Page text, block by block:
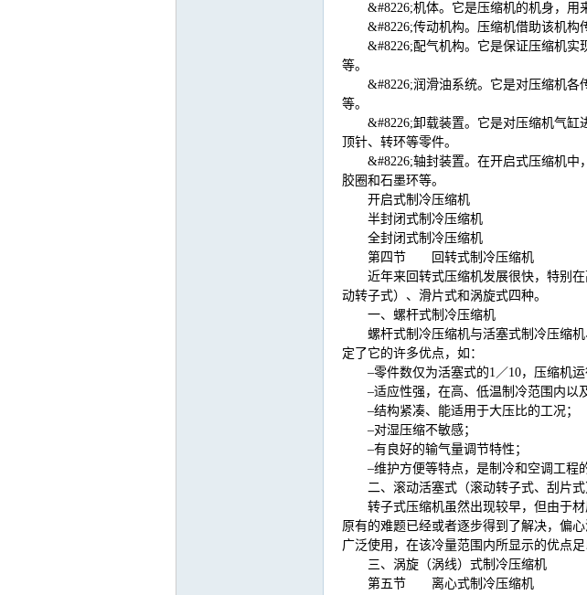
&#8226;机体。它是压缩机的机身，用
&#8226;传动机构。压缩机借助该机构
&#8226;配气机构。它是保证压缩机
等。
&#8226;润滑油系统。它是对压缩机
等。
&#8226;卸载装置。它是对压缩机气
顶针、转环等零件。
&#8226;轴封装置。在开启式压缩机
胶圈和石墨环等。
开启式制冷压缩机
半封闭式制冷压缩机
全封闭式制冷压缩机
第四节
回转式制冷压缩机
近年来回转式压缩机发展很快，特别
动转子式）、滑片式和涡旋式四种。
一、螺杆式制冷压缩机
螺杆式制冷压缩机与活塞式制冷压缩
定了它的许多优点，如：
–零件数仅为活塞式的1 ／10，压缩机
–适应性强，在高、低温制冷范围内以
–结构紧凑、能适用于大压比的工况；
–对湿压缩不敏感；
–有良好的输气量调节特性；
–维护方便等特点，是制冷和空调工程
二、滚动活塞式（滚动转子式、刮片
转子式压缩机虽然出现较早，但由于
原有的难题已经或者逐步得到了解决，偏
广泛使用，在该冷量范围内所显示的优点足
三、涡旋（涡线）式制冷压缩机
第五节
离心式制冷压缩机